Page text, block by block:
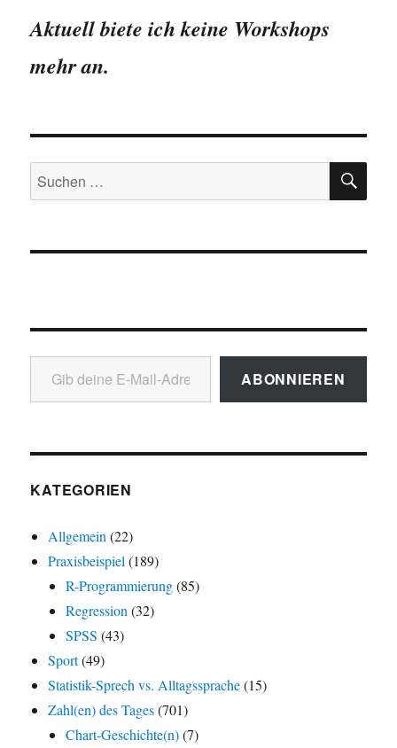
Pirna
Aktuell biete ich keine Workshops
mehr an.
Suchen
nach:
Gib deine E-Mail-Adresse ein ...
ABONNIEREN
KATEGORIEN
Allgemein (22)
Praxisbeispiel (189)
R-Programmierung(85)
Regression (32)
SPSS (43)
Sport(49)
Statistik-Sprech vs. Alltagssprache(15)
Zahl(en) des Tages(701)
Chart-Geschichte(n)(7)